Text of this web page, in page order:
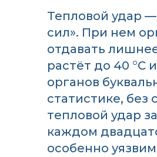
Тепловой удар
сил». При нем
отдавать
растёт до 40 °C
органов
статистике,
тепловой удар
каждом
особенно